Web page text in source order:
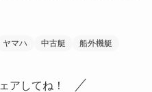
ヤマハ 中古艇 船外機艇
アしてね！